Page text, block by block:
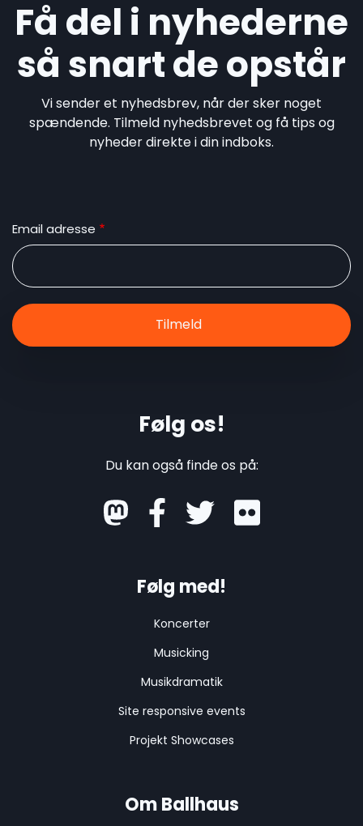
Få del i nyhederne
så snart de opstår
Vi sender et nyhedsbrev, når der sker noget
spændende. Tilmeld nyhedsbrevet og få tips og
nyheder direkte i din indboks.
Email adresse
Følg os!
Du kan også finde os på:
mastodon
Følg med!
Koncerter
Musicking
Musikdramatik
Site responsive events
Projekt Showcases
Om Ballhaus